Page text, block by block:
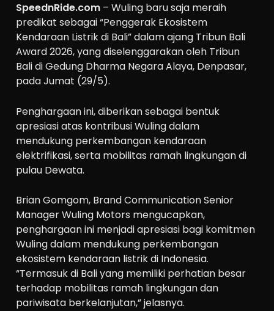
SpeednRide.com – Wuling baru saja meraih
predikat sebagai “Penggerak Ekosistem
Kendaraan Listrik di Bali” dalam ajang Tribun Bali
Award 2026, yang diselenggarakan oleh Tribun
Bali di Gedung Dharma Negara Alaya, Denpasar,
pada Jumat (29/5).
Penghargaan ini, diberikan sebagai bentuk
apresiasi atas kontribusi Wuling dalam
mendukung perkembangan kendaraan
elektrifikasi, serta mobilitas ramah lingkungan di
pulau Dewata.
Brian Gomgom, Brand Communication Senior
Manager Wuling Motors mengucapkan,
penghargaan ini menjadi apresiasi bagi komitmen
Wuling dalam mendukung perkembangan
ekosistem kendaraan listrik di Indonesia.
“Termasuk di Bali yang memiliki perhatian besar
terhadap mobilitas ramah lingkungan dan
pariwisata berkelanjutan,” jelasnya.